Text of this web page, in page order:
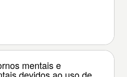
mentais e